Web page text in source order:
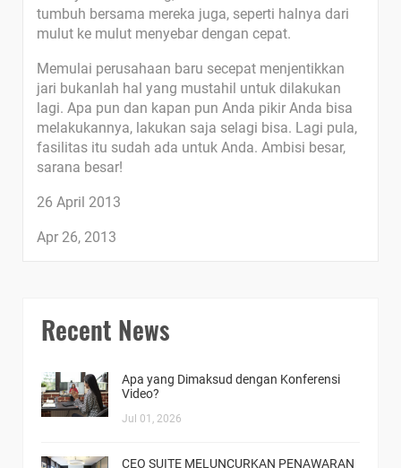
tumbuh bersama mereka juga, seperti halnya dari
mulut ke mulut menyebar dengan cepat.
Memulai perusahaan baru secepat menjentikkan
jari bukanlah hal yang mustahil untuk dilakukan
lagi. Apa pun dan kapan pun Anda pikir Anda bisa
melakukannya, lakukan saja selagi bisa. Lagi pula,
fasilitas itu sudah ada untuk Anda. Ambisi besar,
sarana besar!
26 April 2013
Apr 26, 2013
Recent News
Apa yang Dimaksud dengan Konferensi
Video?
Jul 01, 2026
CEO SUITE MELUNCURKAN PENAWARAN